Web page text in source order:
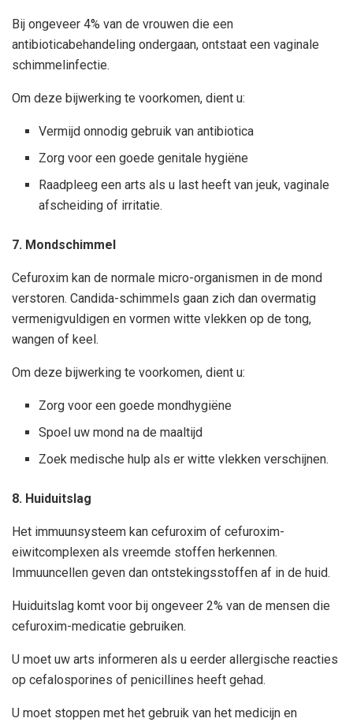
Bij ongeveer 4% van de vrouwen die een
antibioticabehandeling ondergaan, ontstaat een vaginale
schimmelinfectie.
Om deze bijwerking te voorkomen, dient u:
Vermijd onnodig gebruik van antibiotica
Zorg voor een goede genitale hygiëne
Raadpleeg een arts als u last heeft van jeuk, vaginale
afscheiding of irritatie.
7. Mondschimmel
Cefuroxim kan de normale micro-organismen in de mond
verstoren. Candida-schimmels gaan zich dan overmatig
vermenigvuldigen en vormen witte vlekken op de tong,
wangen of keel.
Om deze bijwerking te voorkomen, dient u:
Zorg voor een goede mondhygiëne
Spoel uw mond na de maaltijd
Zoek medische hulp als er witte vlekken verschijnen.
8. Huiduitslag
Het immuunsysteem kan cefuroxim of cefuroxim-
eiwitcomplexen als vreemde stoffen herkennen.
Immuuncellen geven dan ontstekingsstoffen af in de huid.
Huiduitslag komt voor bij ongeveer 2% van de mensen die
cefuroxim-medicatie gebruiken.
U moet uw arts informeren als u eerder allergische reacties
op cefalosporines of penicillines heeft gehad.
U moet stoppen met het gebruik van het medicijn en